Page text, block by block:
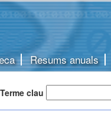
Resums anuals
Terme clau